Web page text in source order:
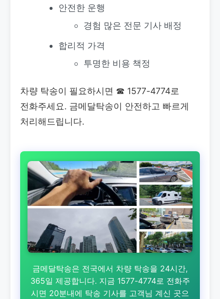
안전한 운행
경험 많은 전문 기사 배정
합리적 가격
투명한 비용 책정
차량 탁송이 필요하시면 ☎ 1577-4774로
전화주세요. 금메달탁송이 안전하고 빠르게
처리해드립니다.
금메달탁송은 전국에서 차량 탁송을 24시간,
365일 제공합니다. 지금 1577-4774로 전화주
시면 20분내에 탁송 기사를 고객님 계신 곳으